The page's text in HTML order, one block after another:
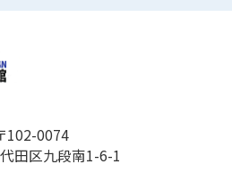
102-0074
田区九段南1-6-1